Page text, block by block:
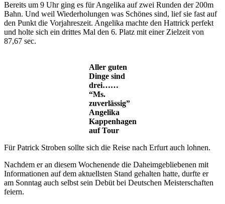
Bereits um 9 Uhr ging es für Angelika auf zwei Runden der 200m
Bahn. Und weil Wiederholungen was Schönes sind, lief sie fast auf
den Punkt die Vorjahreszeit. Angelika machte den Hattrick perfekt
und holte sich ein drittes Mal den 6. Platz mit einer Zielzeit von
87,67 sec.
Aller guten
Dinge sind
drei……
“Ms.
zuverlässig”
Angelika
Kappenhagen
auf Tour
Für Patrick Stroben sollte sich die Reise nach Erfurt auch lohnen.
Nachdem er an diesem Wochenende die Daheimgebliebenen mit
Informationen auf dem aktuellsten Stand gehalten hatte, durfte er
am Sonntag auch selbst sein Debüt bei Deutschen Meisterschaften
feiern.